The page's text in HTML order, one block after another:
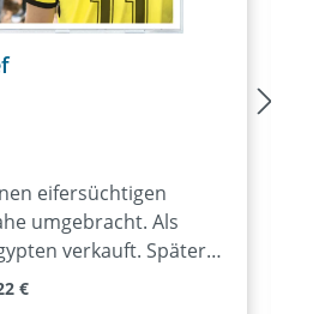
eifersüchtigen
umgebracht. Als
verkauft. Später
Hat Gott ihn
€